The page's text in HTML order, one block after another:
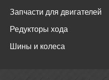
Запчасти для двигателей
Редукторы хода
Шины и колеса